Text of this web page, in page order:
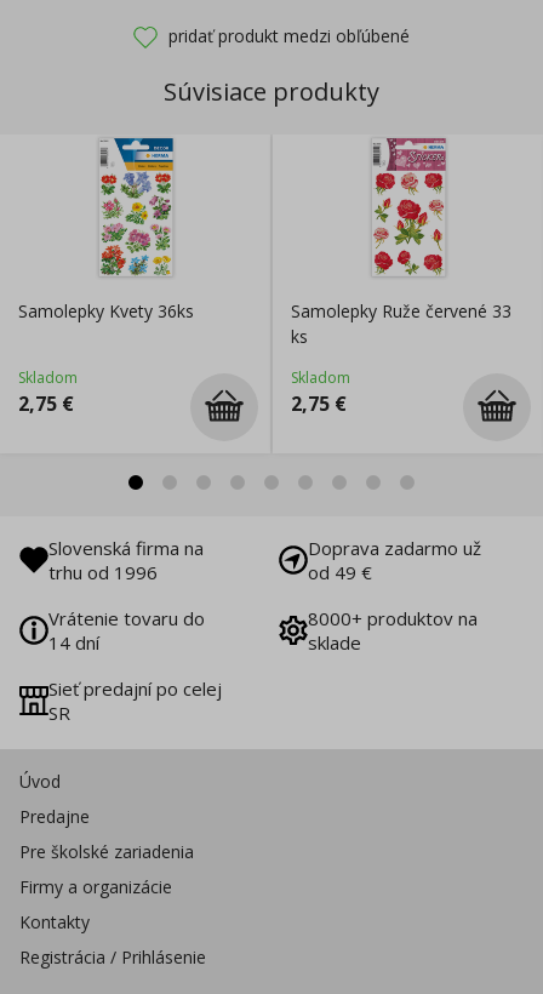
pridať produkt medzi obľúbené
Súvisiace produkty
Samolepky Kvety 36ks
Skladom
2,75 €
Samolepky Ruže červené 33
ks
Skladom
2,75 €
Slovenská firma na
trhu od 1996
Doprava zadarmo už
od 49 €
Vrátenie tovaru do
14 dní
8000+ produktov na
sklade
Sieť predajní po celej
SR
Úvod
Predajne
Pre školské zariadenia
Firmy a organizácie
Kontakty
Registrácia / Prihlásenie